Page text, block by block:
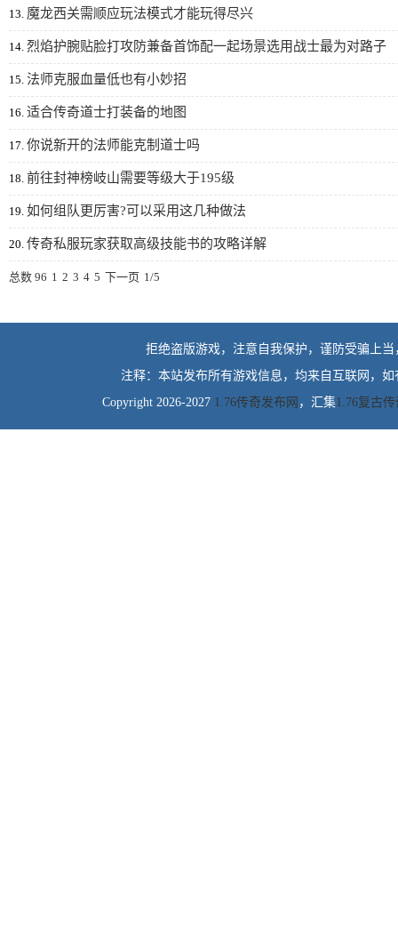
13. 魔龙西关需顺应玩法模式才能玩得尽兴
14. 烈焰护腕贴脸打攻防兼备首饰配一起场景选用战士最为对路子
15. 法师克服血量低也有小妙招
16. 适合传奇道士打装备的地图
17. 你说新开的法师能克制道士吗
18. 前往封神榜岐山需要等级大于195级
19. 如何组队更厉害?可以采用这几种做法
20. 传奇私服玩家获取高级技能书的攻略详解
总数 96 1 2 3 4 5 下一页 1/5
拒绝盗版游戏，注意自我保护，谨防受骗上
注释：本站发布所有游戏信息，均来自互联网，
Copyright 2026-2027 1.76传奇发布网 ，汇集1.76复古传